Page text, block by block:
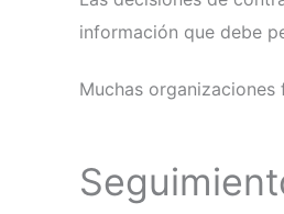
información que debe
Muchas